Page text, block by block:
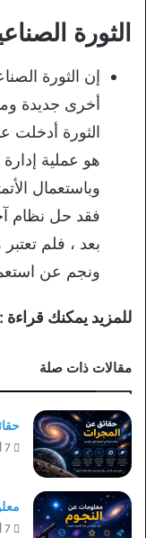
الثورة
إن الثورة
أخرى جديدة
الثورة أدخلت
هو عملية إدارة
وباستعمال
فقد حل نظام
بعد ، فلم
ونجم عن
للمزيد يمكنك قراءة :
مقالات ذات صلة
7 أغسطس، 2026
7 أغسطس، 2026